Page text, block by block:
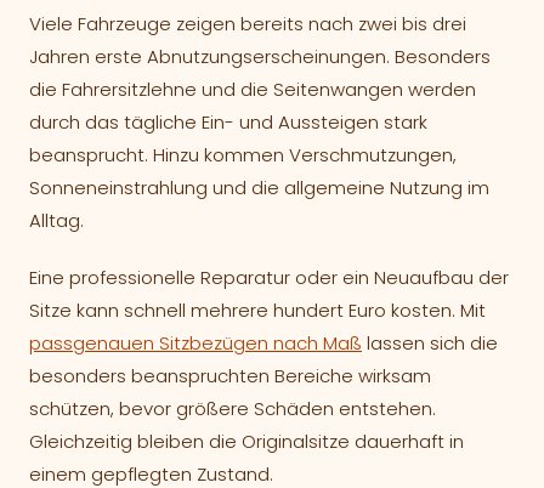
Viele Fahrzeuge zeigen bereits nach zwei bis drei
Jahren erste Abnutzungserscheinungen. Besonders
die Fahrersitzlehne und die Seitenwangen werden
durch das tägliche Ein- und Aussteigen stark
beansprucht. Hinzu kommen Verschmutzungen,
Sonneneinstrahlung und die allgemeine Nutzung im
Alltag.
Eine professionelle Reparatur oder ein Neuaufbau der
Sitze kann schnell mehrere hundert Euro kosten. Mit
passgenauen Sitzbezügen nach Maß lassen sich die
besonders beanspruchten Bereiche wirksam
schützen, bevor größere Schäden entstehen.
Gleichzeitig bleiben die Originalsitze dauerhaft in
einem gepflegten Zustand.
Allgemeine Geschäftsbedingungen
Widerruf
Bildnachweise